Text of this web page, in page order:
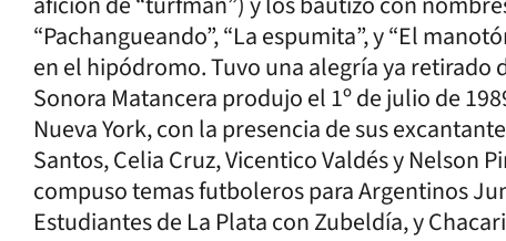
“Pachangueando”, “La espumita”, y “El
en el hipódromo. Tuvo una alegría ya retirado
Sonora Matancera produjo el 1º de julio de
Nueva York, con la presencia de sus
Santos, Celia Cruz, Vicentico Valdés y Nelson
compuso temas futboleros para Argentinos
Estudiantes de La Plata con Zubeldía, y